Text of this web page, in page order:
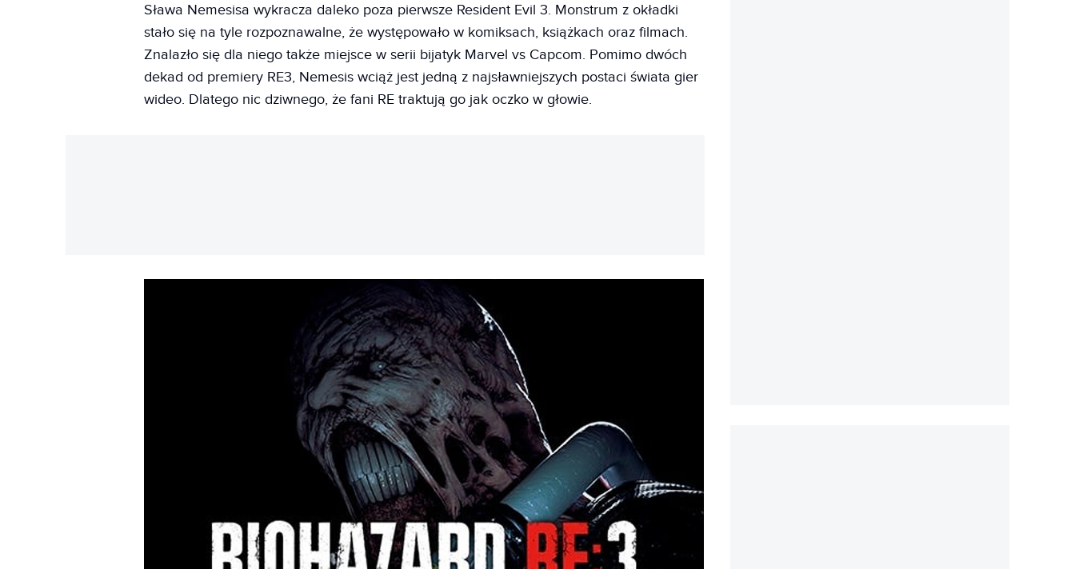
Sława Nemesisa wykracza daleko poza pierwsze Resident Evil 3. Monstrum z okładki
stało się na tyle rozpoznawalne, że występowało w komiksach, książkach oraz filmach.
Znalazło się dla niego także miejsce w serii bijatyk Marvel vs Capcom. Pomimo dwóch
dekad od premiery RE3, Nemesis wciąż jest jedną z najsławniejszych postaci świata gier
wideo. Dlatego nic dziwnego, że fani RE traktują go jak oczko w głowie.